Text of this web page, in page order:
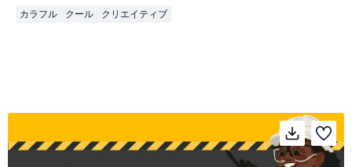
カラフル クール クリエイティブ